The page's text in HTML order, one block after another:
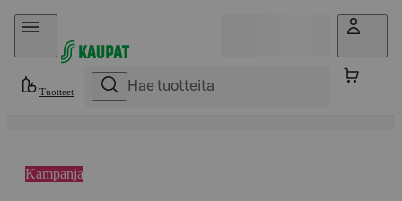
Hyppää sisältöön
Tuotteet
Kampanja